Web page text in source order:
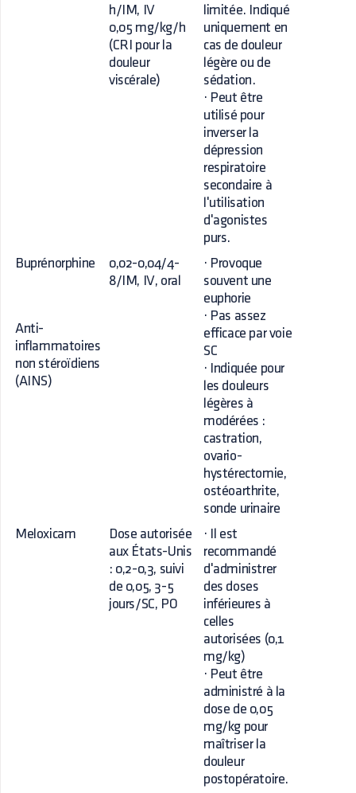
h/IM, IV
0,05 mg/kg/h
(CRI pour la
douleur
viscérale)
limitée. Indiqué
uniquement en
cas de douleur
légère ou de
sédation.
· Peut être
utilisé pour
inverser la
dépression
respiratoire
secondaire à
l'utilisation
d'agonistes
purs.
Buprénorphine
0,02-0,04/4-
8/IM, IV, oral
· Provoque
souvent une
euphorie
· Pas assez
efficace par voie
SC
· Indiquée pour
les douleurs
légères à
modérées :
castration,
ovario-
hystérectomie,
ostéoarthrite,
sonde urinaire
Anti-
inflammatoires
non stéroïdiens
(AINS)
Meloxicam
Dose autorisée
aux États-Unis
: 0,2-0,3, suivi
de 0,05, 3-5
jours/SC, PO
· Il est
recommandé
d'administrer
des doses
inférieures à
celles
autorisées (0,1
mg/kg)
· Peut être
administré à la
dose de 0,05
mg/kg pour
maîtriser la
douleur
postopératoire.